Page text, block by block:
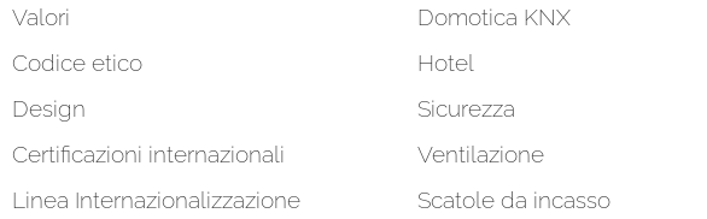
Valori
Codice etico
Design
Certificazioni internazionali
Linea Internazionalizzazione
Domotica KNX
Hotel
Sicurezza
Ventilazione
Scatole da incasso